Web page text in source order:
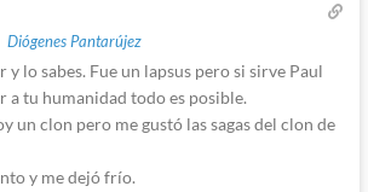
Diógenes Pantarújez
y lo sabes. Fue un lapsus pero si sirve Paul
a tu humanidad todo es posible.
un clon pero me gustó las sagas del clon de
y me dejó frío.